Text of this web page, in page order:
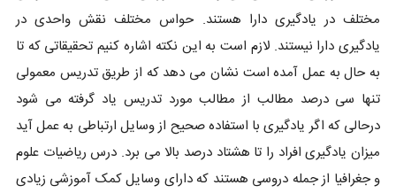
مختلف در یادگیری دارا هستند. حواس مختلف نقش واحدی در
یادگیری دارا نیستند. لازم است به این نکته اشاره کنیم تحقیقاتی که تا
به حال به عمل آمده است نشان می دهد که از طریق تدریس معمولی
تنها سی درصد مطالب از مطالب مورد تدریس یاد گرفته می شود
درحالی که اگر یادگیری با استفاده صحیح از وسایل ارتباطی به عمل آید
میزان یادگیری افراد را تا هشتاد درصد بالا می برد. درس ریاضیات علوم
و جغرافیا از جمله دروسی هستند که دارای وسایل کمک آموزشی زیادی